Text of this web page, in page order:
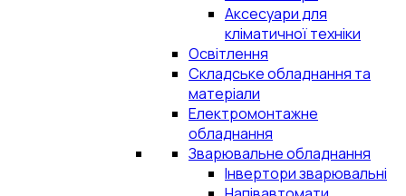
Аксесуари для
кліматичної техніки
Освітлення
Складське обладнання та
матеріали
Електромонтажне
обладнання
Зварювальне обладнання
Інвертори зварювальні